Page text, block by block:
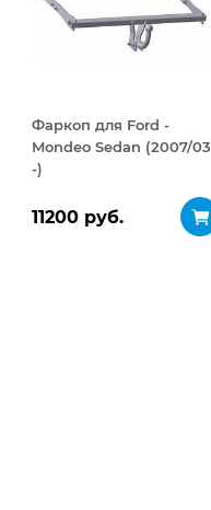
Фаркоп для Ford -
Mondeo Sedan (2007/03
-)
11200 руб.